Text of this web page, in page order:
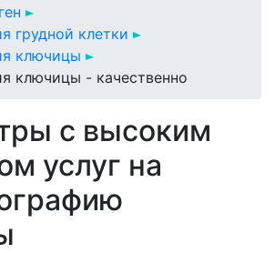
грудной клетки
ключицы
ключицы - качественно
с высоким
услуг на